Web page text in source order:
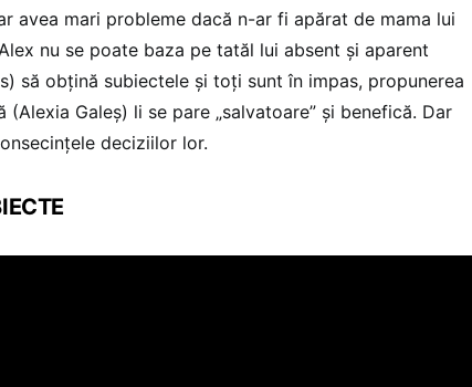
avea mari probleme dacă n-ar fi apărat de mama lui
nu se poate baza pe tatăl lui absent și aparent
să obțină subiectele și toți sunt în impas, propunerea
(Alexia Galeș) li se pare „salvatoare” și benefică. Dar
deciziilor lor.